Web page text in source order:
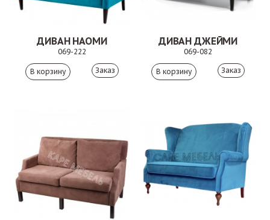
ДИВАН НАОМИ
069-222
Заказ
ДИВАН ДЖЕЙМИ
069-082
Заказ